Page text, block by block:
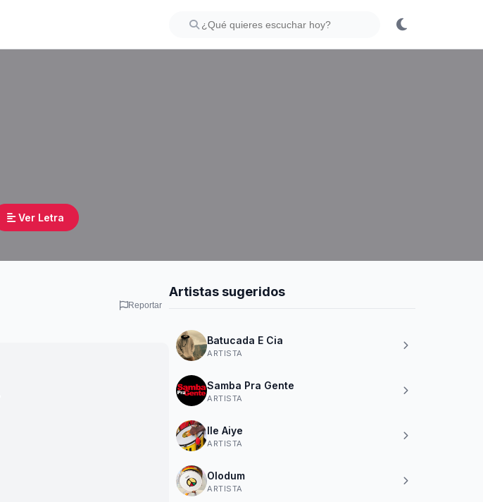
Ver Letra
Reportar
Artistas sugeridos
Batucada E Cia
ARTISTA
Samba Pra Gente
ARTISTA
Ile Aiye
ARTISTA
Olodum
ARTISTA